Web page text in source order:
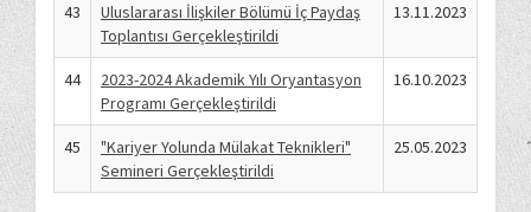
43
Uluslararası İlişkiler Bölümü İç Paydaş
Toplantısı Gerçekleştirildi
13.11.2023
44
2023-2024 Akademik Yılı Oryantasyon
Programı Gerçekleştirildi
16.10.2023
45
"Kariyer Yolunda Mülakat Teknikleri"
Semineri Gerçekleştirildi
25.05.2023